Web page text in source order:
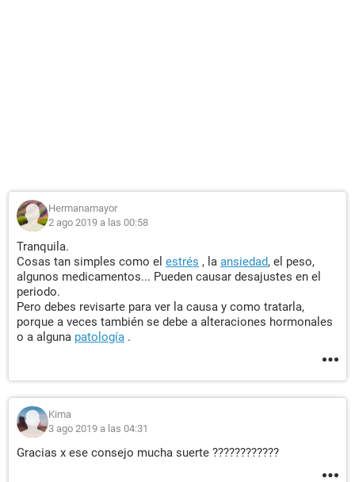
Hermanamayor
2 ago 2019 a las 00:58
Tranquila.
Cosas tan simples como el estrés , la ansiedad, el peso,
algunos medicamentos... Pueden causar desajustes en el
periodo.
Pero debes revisarte para ver la causa y como tratarla,
porque a veces también se debe a alteraciones hormonales
o a alguna patología .
Kima
3 ago 2019 a las 04:31
Gracias x ese consejo mucha suerte ????????????